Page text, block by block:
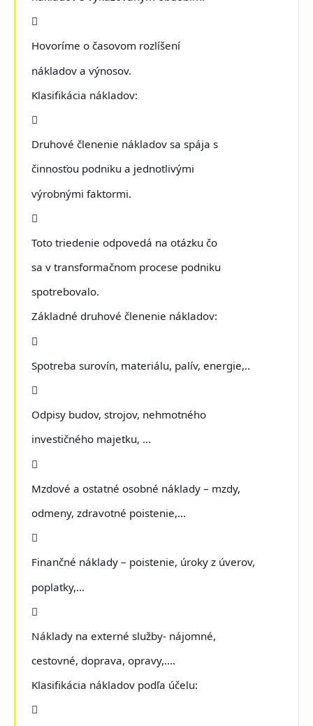

Hovoríme o časovom rozlíšení
nákladov a výnosov.
Klasifikácia nákladov:

Druhové členenie nákladov sa spája s
činnosťou podniku a jednotlivými
výrobnými faktormi.

Toto triedenie odpovedá na otázku čo
sa v transformačnom procese podniku
spotrebovalo.
Základné druhové členenie nákladov:

Spotreba surovín, materiálu, palív, energie,..

Odpisy budov, strojov, nehmotného
investičného majetku, ...

Mzdové a ostatné osobné náklady – mzdy,
odmeny, zdravotné poistenie,...

Finančné náklady – poistenie, úroky z úverov,
poplatky,...

Náklady na externé služby- nájomné,
cestovné, doprava, opravy,....
Klasifikácia nákladov podľa účelu:
